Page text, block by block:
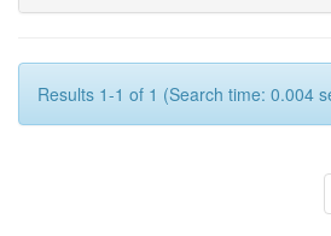
Results 1-1 of 1 (Search time: 0.004